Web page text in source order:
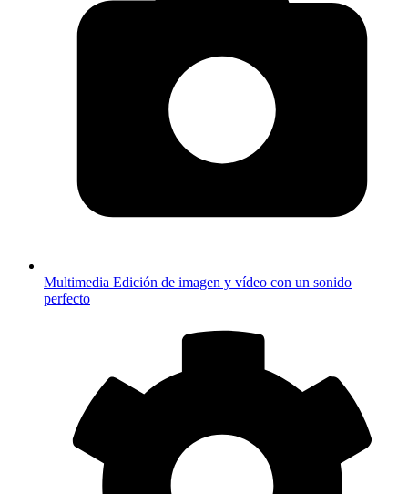
Multimedia Edición de imagen y vídeo con un sonido
perfecto